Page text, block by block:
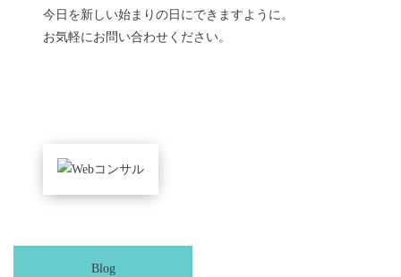
今日を新しい始まりの日にできますように。
お気軽にお問い合わせください。
Blog